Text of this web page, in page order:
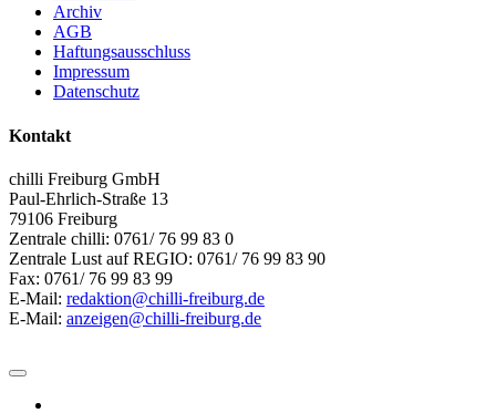
Archiv
AGB
Haftungsausschluss
Impressum
Datenschutz
Kontakt
chilli Freiburg GmbH
Paul-Ehrlich-Straße 13
79106 Freiburg
Zentrale chilli: 0761/ 76 99 83 0
Zentrale Lust auf REGIO: 0761/ 76 99 83 90
Fax: 0761/ 76 99 83 99
E-Mail: redaktion@chilli-freiburg.de
E-Mail: anzeigen@chilli-freiburg.de